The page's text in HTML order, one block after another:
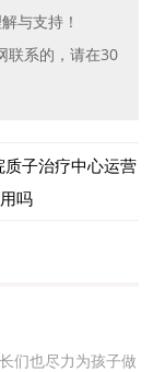
与支持！
联系的，请在30
子治疗中心运营
吗
们也尽力为孩子做